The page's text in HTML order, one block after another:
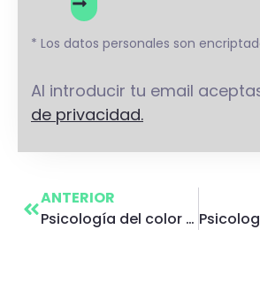
* Los datos personales son
Al introducir tu email
de privacidad.
ANTERIOR
Psicología del color blanco